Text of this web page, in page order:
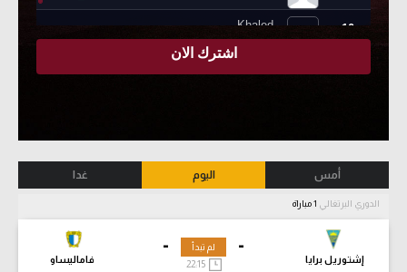
أمس اليوم غدا
الدوري البرتغالي
-
إشتوريل برايا
-
فاماليساو
لم تبدأ
22:15